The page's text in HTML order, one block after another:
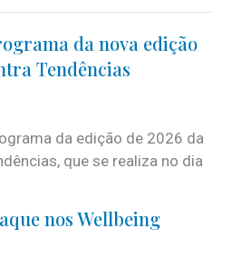
da nova edição
Tendências
da edição de 2026 da
que se realiza no dia
nos Wellbeing